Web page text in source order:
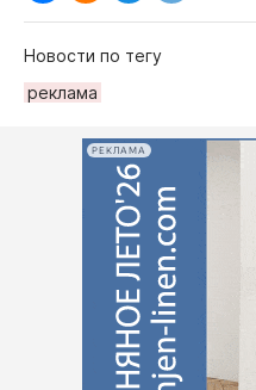
Новости по тегу
рeклама
РЕКЛАМА